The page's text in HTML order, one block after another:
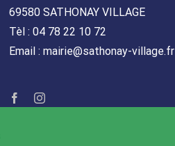
69580 SATHONAY VILLAGE
Tèl : 04 78 22 10 72
Email : mairie@sathonay-village.fr